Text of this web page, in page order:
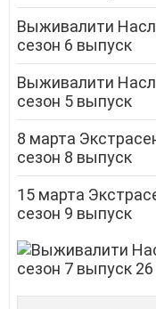
Выживалити
сезон 6 выпуск
Выживалити
сезон 5 выпуск
8 марта
сезон 8 выпуск
15 марта
сезон 9 выпуск